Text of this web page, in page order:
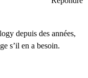
depuis des années,
s’il en a besoin.